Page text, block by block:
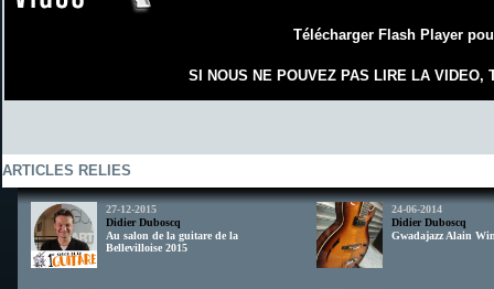
Télécharger Flash Player
SI NOUS NE POUVEZ PAS LIRE LA VIDEO,
ARTICLES RELIES
27-12-2015
Didier Duboscq
Au salon de la guitare de la
Bellevilloise 2015
24-06-2014
Didier Duboscq
Gwadajazz Alain